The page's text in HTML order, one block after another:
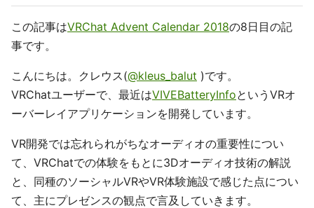
この記事はVRChat Advent Calendar 2018の8日目の記
事です。
こんにちは。クレウス(@kleus_balut )です。
VRChatユーザーで、最近はVIVEBatteryInfoというVRオ
ーバーレイアプリケーションを開発しています。
VR開発では忘れられがちなオーディオの重要性につい
て、VRChatでの体験をもとに3Dオーディオ技術の解説
と、同種のソーシャルVRやVR体験施設で感じた点につい
て、主にプレゼンスの観点で言及していきます。